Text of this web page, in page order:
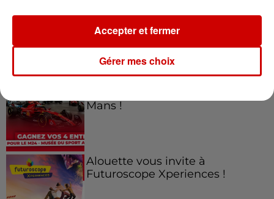
Gagnez vos entrées pour le
Mans !
Alouette vous invite à
Futuroscope Xperiences !
Gérer mes choix
Accepter et fermer